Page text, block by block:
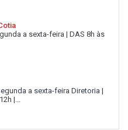
a sexta-feira | DAS 8h às
a sexta-feira Diretoria |
|...